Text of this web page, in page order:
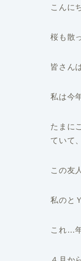
こんに
桜も散
皆さん
私は今
たまに
ていて
この友
私のと
これ…